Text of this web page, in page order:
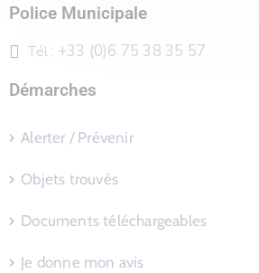
Police Municipale
Tél : +33 (0)6 75 38 35 57
Démarches
Alerter / Prévenir
Objets trouvés
Documents téléchargeables
Je donne mon avis